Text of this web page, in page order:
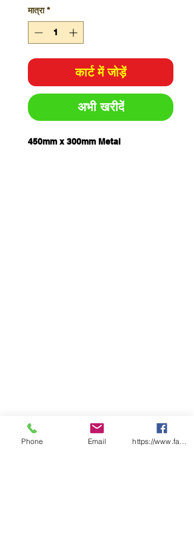
मात्रा *
कार्ट में जोड़ें
अभी खरीदें
450mm x 300mm Metal
Phone Email